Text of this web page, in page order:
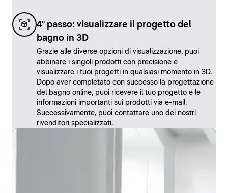
4° passo: visualizzare il progetto del
bagno in 3D
Grazie alle diverse opzioni di visualizzazione, puoi
abbinare i singoli prodotti con precisione e
visualizzare i tuoi progetti in qualsiasi momento in 3D.
Dopo aver completato con successo la progettazione
del bagno online, puoi ricevere il tuo progetto e le
informazioni importanti sui prodotti via e-mail.
Successivamente, puoi contattare uno dei nostri
rivenditori specializzati.